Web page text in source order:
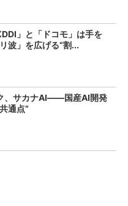
」と「ドコモ」は手を
波」を広げる“割...
、サカナAI――国産AI開発
通点”